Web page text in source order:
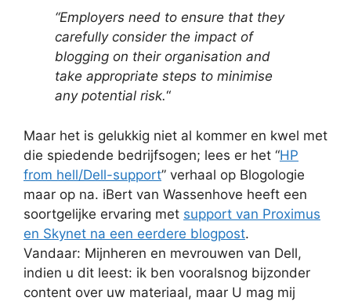
“Employers need to ensure that they
carefully consider the impact of
blogging on their organisation and
take appropriate steps to minimise
any potential risk.“
Maar het is gelukkig niet al kommer en kwel met
die spiedende bedrijfsogen; lees er het “HP
from hell/Dell-support” verhaal op Blogologie
maar op na. iBert van Wassenhove heeft een
soortgelijke ervaring met support van Proximus
en Skynet na een eerdere blogpost.
Vandaar: Mijnheren en mevrouwen van Dell,
indien u dit leest: ik ben vooralsnog bijzonder
content over uw materiaal, maar U mag mij